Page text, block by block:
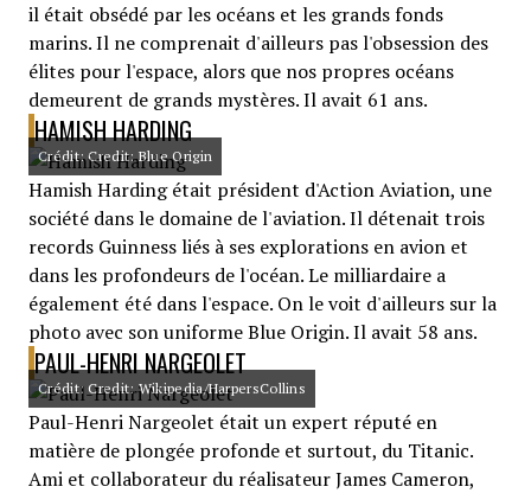
il était obsédé par les océans et les grands fonds
marins. Il ne comprenait d'ailleurs pas l'obsession des
élites pour l'espace, alors que nos propres océans
demeurent de grands mystères. Il avait 61 ans.
HAMISH HARDING
Crédit: Credit: Blue Origin
Hamish Harding était président d'Action Aviation, une
société dans le domaine de l'aviation. Il détenait trois
records Guinness liés à ses explorations en avion et
dans les profondeurs de l'océan. Le milliardaire a
également été dans l'espace. On le voit d'ailleurs sur la
photo avec son uniforme Blue Origin. Il avait 58 ans.
PAUL-HENRI NARGEOLET
Crédit: Credit: Wikipedia/HarpersCollins
Paul-Henri Nargeolet était un expert réputé en
matière de plongée profonde et surtout, du Titanic.
Ami et collaborateur du réalisateur James Cameron,